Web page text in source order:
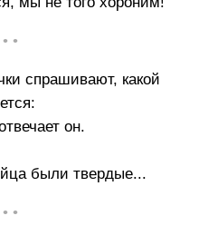
•
спрашивают, какой
он.
были твердые...
•